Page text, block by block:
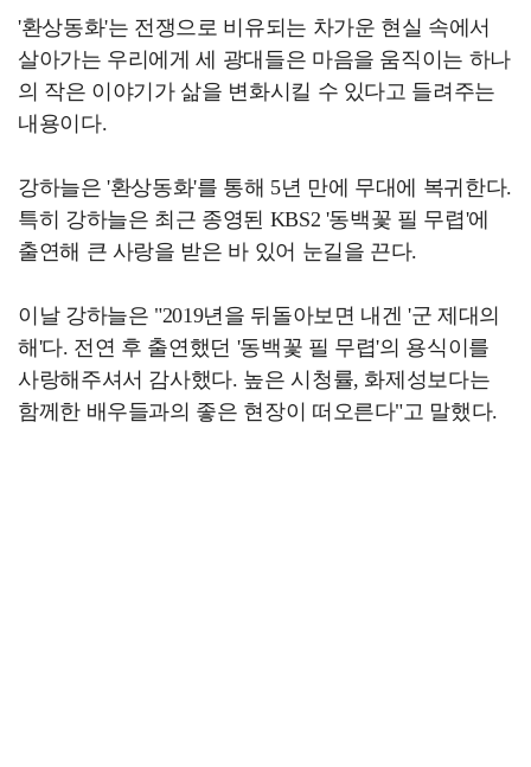
'환상동화'는 전쟁으로 비유되는 차가운 현실 속에서
살아가는 우리에게 세 광대들은 마음을 움직이는 하나
의 작은 이야기가 삶을 변화시킬 수 있다고 들려주는
내용이다.
강하늘은 '환상동화'를 통해 5년 만에 무대에 복귀한다.
특히 강하늘은 최근 종영된 KBS2 '동백꽃 필 무렵'에
출연해 큰 사랑을 받은 바 있어 눈길을 끈다.
이날 강하늘은 "2019년을 뒤돌아보면 내겐 '군 제대의
해'다. 전연 후 출연했던 '동백꽃 필 무렵'의 용식이를
사랑해주셔서 감사했다. 높은 시청률, 화제성보다는
함께한 배우들과의 좋은 현장이 떠오른다"고 말했다.